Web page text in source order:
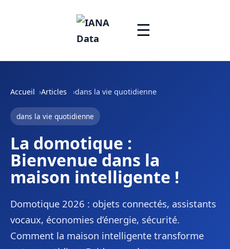
☰
Accueil Articles dans la vie quotidienne
dans la vie quotidienne
La domotique :
Bienvenue dans la
maison intelligente !
Domotique 2026 : objets connectés, assistants
vocaux, économies d’énergie, sécurité.
Comment la maison intelligente transforme